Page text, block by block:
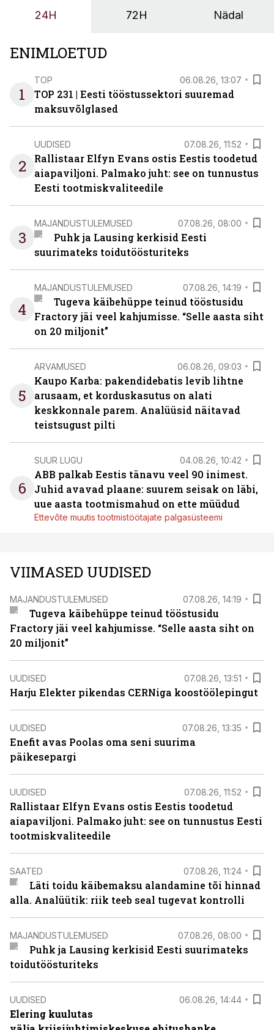
24H 72H Nädal
ENIMLOETUD
1
TOP 06.08.26, 13:07
TOP 231 | Eesti tööstussektori suuremad
maksuvõlglased
2
UUDISED 07.08.26, 11:52
Rallistaar Elfyn Evans ostis Eestis toodetud
aiapaviljoni. Palmako juht: see on tunnustus
Eesti tootmiskvaliteedile
3
MAJANDUSTULEMUSED 07.08.26, 08:00
Puhk ja Lausing kerkisid Eesti
suurimateks toidutöösturiteks
4
MAJANDUSTULEMUSED 07.08.26, 14:19
Tugeva käibehüppe teinud tööstusidu
Fractory jäi veel kahjumisse. “Selle aasta siht
on 20 miljonit”
5
ARVAMUSED 06.08.26, 09:03
Kaupo Karba: pakendidebatis levib lihtne
arusaam, et korduskasutus on alati
keskkonnale parem. Analüüsid näitavad
teistsugust pilti
6
SUUR LUGU 04.08.26, 10:42
ABB palkab Eestis tänavu veel 90 inimest.
Juhid avavad plaane: suurem seisak on läbi,
uue aasta tootmismahud on ette müüdud
Ettevõte muutis tootmistöötajate palgasüsteemi
VIIMASED UUDISED
MAJANDUSTULEMUSED 07.08.26, 14:19
Tugeva käibehüppe teinud tööstusidu
Fractory jäi veel kahjumisse. “Selle aasta siht on
20 miljonit”
UUDISED 07.08.26, 13:51
Harju Elekter pikendas CERNiga koostöölepingut
UUDISED 07.08.26, 13:35
Enefit avas Poolas oma seni suurima
päikesepargi
UUDISED 07.08.26, 11:52
Rallistaar Elfyn Evans ostis Eestis toodetud
aiapaviljoni. Palmako juht: see on tunnustus Eesti
tootmiskvaliteedile
SAATED 07.08.26, 11:24
Läti toidu käibemaksu alandamine tõi hinnad
alla. Analüütik: riik teeb seal tugevat kontrolli
MAJANDUSTULEMUSED 07.08.26, 08:00
Puhk ja Lausing kerkisid Eesti suurimateks
toidutöösturiteks
UUDISED 06.08.26, 14:44
Elering kuulutas